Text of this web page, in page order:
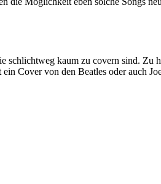
schlichtweg kaum zu covern sind. Zu
Cover von den Beatles oder auch